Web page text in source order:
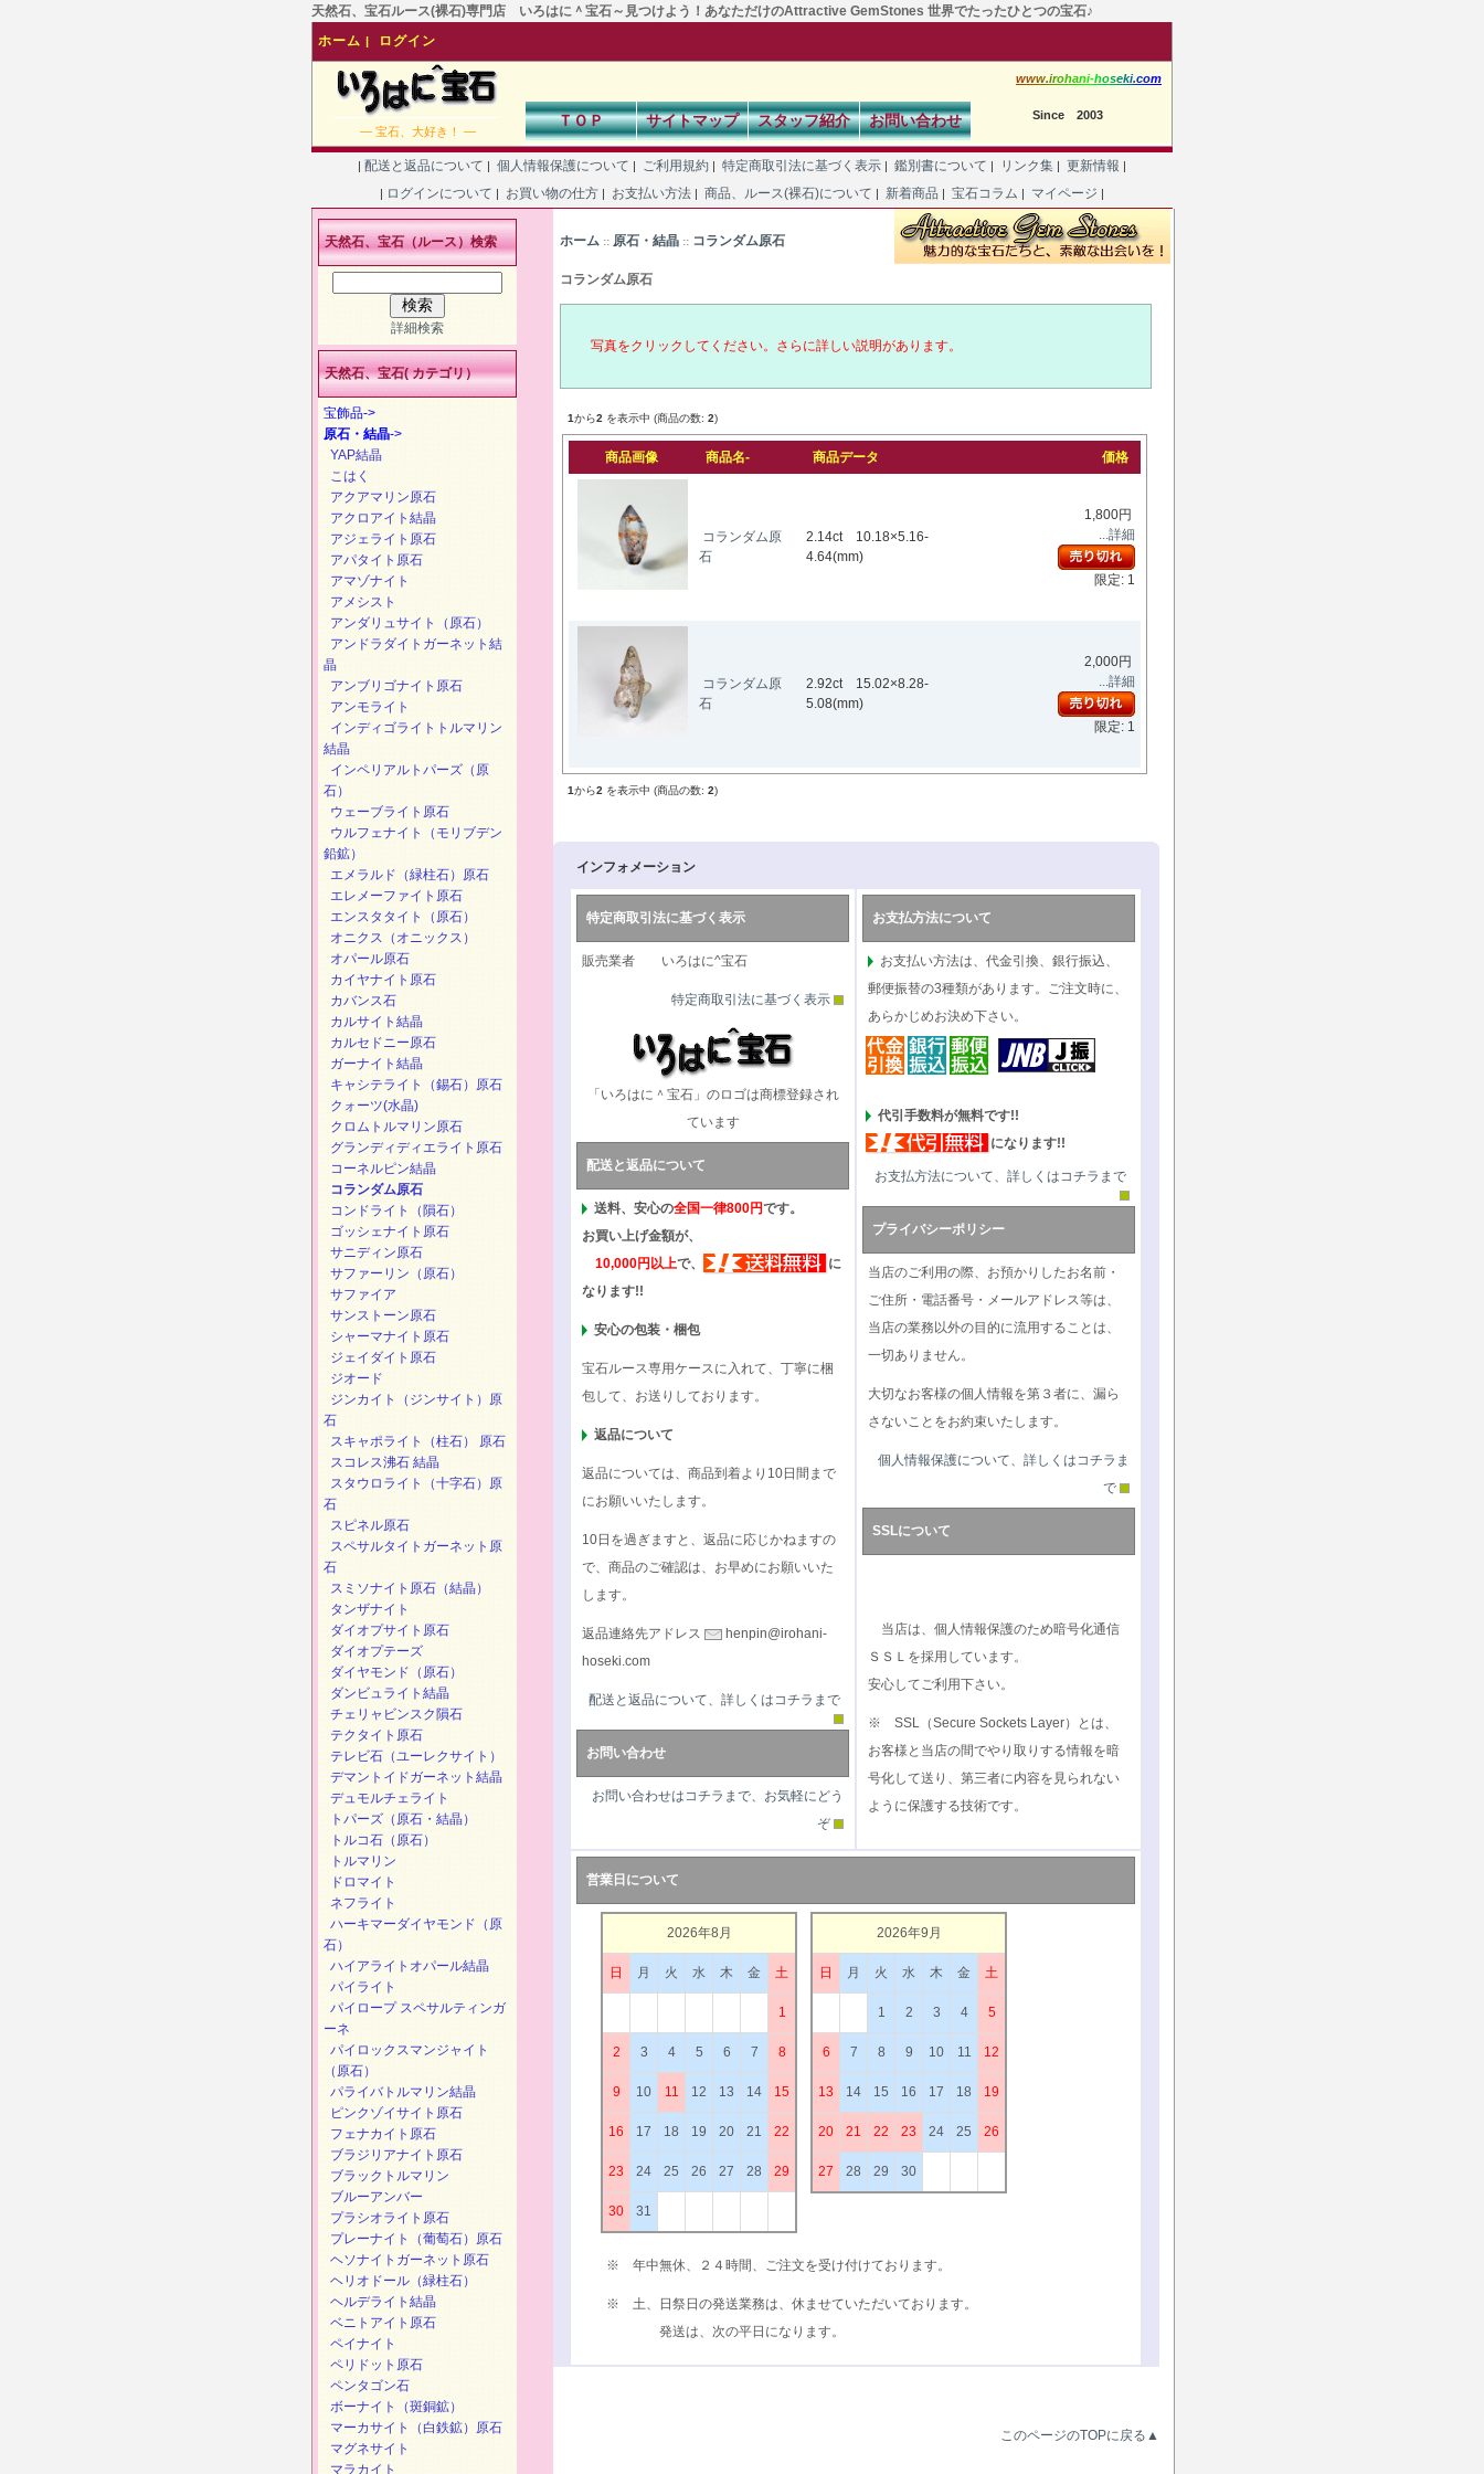
天然石、宝石ルース(裸石)専門店 いろはに＾宝石～見つけよう！あなただけのAttractive GemStones 世界でたったひとつの宝石♪
ホーム | ログイン
― 宝石、大好き！ ―
www.irohani-hoseki.com
ＴＯＰ サイトマップ スタッフ紹介 お問い合わせ Since 2003
| 配送と返品について | 個人情報保護について | ご利用規約 | 特定商取引法に基づく表示 | 鑑別書について | リンク集 | 更新情報 |
| ログインについて | お買い物の仕方 | お支払い方法 | 商品、ルース(裸石)について | 新着商品 | 宝石コラム | マイページ |
ホーム :: 原石・結晶 :: コランダム原石
コランダム原石
写真をクリックしてください。さらに詳しい説明があります。
1から2 を表示中 (商品の数: 2)
商品画像 商品名- 商品データ 価格
コランダム原
石
2.14ct 10.18×5.16-
4.64(mm)
1,800円
...詳細
限定: 1
コランダム原
石
2.92ct 15.02×8.28-
5.08(mm)
2,000円
...詳細
限定: 1
1から2 を表示中 (商品の数: 2)
インフォメーション
特定商取引法に基づく表示
販売業者 いろはに^宝石
特定商取引法に基づく表示
「いろはに＾宝石」のロゴは商標登録され
ています
配送と返品について
送料、安心の全国一律800円です。
お買い上げ金額が、
10,000円以上で、
に
なります!!
安心の包装・梱包
宝石ルース専用ケースに入れて、丁寧に梱
包して、お送りしております。
返品について
返品については、商品到着より10日間まで
にお願いいたします。
10日を過ぎますと、返品に応じかねますの
で、商品のご確認は、お早めにお願いいた
します。
返品連絡先アドレス
henpin@irohani-
hoseki.com
配送と返品について、詳しくはコチラまで
お問い合わせ
お問い合わせはコチラまで、お気軽にどう
ぞ
お支払方法について
お支払い方法は、代金引換、銀行振込、
郵便振替の3種類があります。ご注文時に、
あらかじめお決め下さい。
代引手数料が無料です!!
になります!!
お支払方法について、詳しくはコチラまで
プライバシーポリシー
当店のご利用の際、お預かりしたお名前・
ご住所・電話番号・メールアドレス等は、
当店の業務以外の目的に流用することは、
一切ありません。
大切なお客様の個人情報を第３者に、漏ら
さないことをお約束いたします。
個人情報保護について、詳しくはコチラま
で
SSLについて
当店は、個人情報保護のため暗号化通信
ＳＳＬを採用しています。
安心してご利用下さい。
※ SSL（Secure Sockets Layer）とは、
お客様と当店の間でやり取りする情報を暗
号化して送り、第三者に内容を見られない
ように保護する技術です。
営業日について
2026年8月
日 月 火 水 木 金 土
1
2 3 4 5 6 7 8
9 10 11 12 13 14 15
16 17 18 19 20 21 22
23 24 25 26 27 28 29
30 31
2026年9月
日 月 火 水 木 金 土
1 2 3 4 5
6 7 8 9 10 11 12
13 14 15 16 17 18 19
20 21 22 23 24 25 26
27 28 29 30
※ 年中無休、２４時間、ご注文を受け付けております。
※ 土、日祭日の発送業務は、休ませていただいております。
発送は、次の平日になります。
このページのTOPに戻る▲
天然石、宝石（ルース）検索
詳細検索
天然石、宝石( カテゴリ）
宝飾品->
原石・結晶->
YAP結晶
こはく
アクアマリン原石
アクロアイト結晶
アジェライト原石
アパタイト原石
アマゾナイト
アメシスト
アンダリュサイト（原石）
アンドラダイトガーネット結
晶
アンブリゴナイト原石
アンモライト
インディゴライトトルマリン
結晶
インペリアルトパーズ（原
石）
ウェーブライト原石
ウルフェナイト（モリブデン
鉛鉱）
エメラルド（緑柱石）原石
エレメーファイト原石
エンスタタイト（原石）
オニクス（オニックス）
オパール原石
カイヤナイト原石
カバンス石
カルサイト結晶
カルセドニー原石
ガーナイト結晶
キャシテライト（錫石）原石
クォーツ(水晶)
クロムトルマリン原石
グランディディエライト原石
コーネルピン結晶
コランダム原石
コンドライト（隕石）
ゴッシェナイト原石
サニディン原石
サファーリン（原石）
サファイア
サンストーン原石
シャーマナイト原石
ジェイダイト原石
ジオード
ジンカイト（ジンサイト）原
石
スキャポライト（柱石） 原石
スコレス沸石 結晶
スタウロライト（十字石）原
石
スピネル原石
スペサルタイトガーネット原
石
スミソナイト原石（結晶）
タンザナイト
ダイオプサイト原石
ダイオプテーズ
ダイヤモンド（原石）
ダンビュライト結晶
チェリャビンスク隕石
テクタイト原石
テレビ石（ユーレクサイト）
デマントイドガーネット結晶
デュモルチェライト
トパーズ（原石・結晶）
トルコ石（原石）
トルマリン
ドロマイト
ネフライト
ハーキマーダイヤモンド（原
石）
ハイアライトオパール結晶
パイライト
パイロープ スペサルティンガ
ーネ
パイロックスマンジャイト
（原石）
パライバトルマリン結晶
ピンクゾイサイト原石
フェナカイト原石
ブラジリアナイト原石
ブラックトルマリン
ブルーアンバー
プラシオライト原石
プレーナイト（葡萄石）原石
ヘソナイトガーネット原石
ヘリオドール（緑柱石）
ヘルデライト結晶
ベニトアイト原石
ペイナイト
ペリドット原石
ペンタゴン石
ボーナイト（斑銅鉱）
マーカサイト（白鉄鉱）原石
マグネサイト
マラカイト